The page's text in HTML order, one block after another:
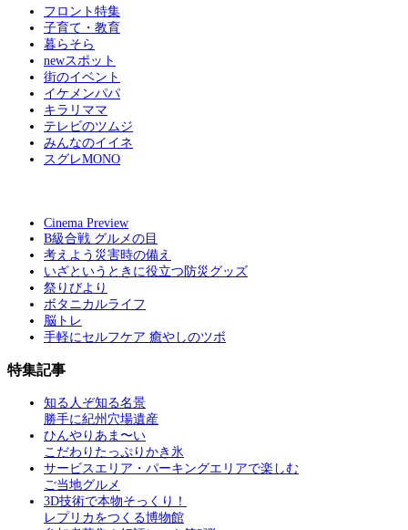
フロント特集
子育て・教育
暮らそら
newスポット
街のイベント
イケメンパパ
キラリママ
テレビのツムジ
みんなのイイネ
スグレMONO
Cinema Preview
B級合戦 グルメの目
考えよう災害時の備え
いざというときに役立つ防災グッズ
祭りびより
ボタニカルライフ
脳トレ
手軽にセルフケア 癒やしのツボ
特集記事
知る人ぞ知る名景
勝手に紀州穴場遺産
ひんやりあま〜い
こだわりたっぷりかき氷
サービスエリア・パーキングエリアで楽しむ
ご当地グルメ
3D技術で本物そっくり！
レプリカをつくる博物館